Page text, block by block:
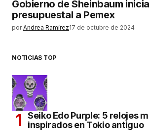
Gobierno de Sheinbaum
presupuestal a Pemex
por Andrea Ramírez17 de octubre de 2024
NOTICIAS TOP
Seiko Edo Purple: 5 relojes
inspirados en Tokio antiguo